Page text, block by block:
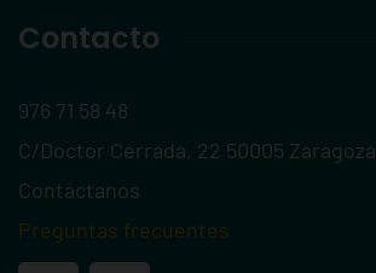
Contacto
976 71 58 48
C/Doctor Cerrada, 22 50005 Zaragoza
Contáctanos
Preguntas frecuentes